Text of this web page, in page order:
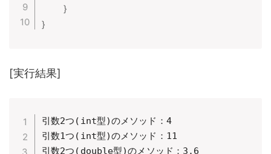
}
}
[実行結果]
引数2つ(int型)のメソッド：4
引数1つ(int型)のメソッド：11
引数2つ(double型)のメソッド：3.6